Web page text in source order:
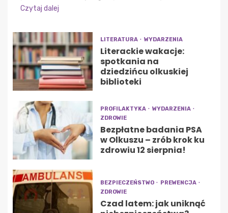
Czytaj dalej
LITERATURA WYDARZENIA
Literackie wakacje:
spotkania na
dziedzińcu olkuskiej
biblioteki
PROFILAKTYKA
WYDARZENIA
ZDROWIE
Bezpłatne badania PSA
w Olkuszu – zrób krok ku
zdrowiu 12 sierpnia!
BEZPIECZEŃSTWO
PREWENCJA
ZDROWIE
Czad latem: jak uniknąć